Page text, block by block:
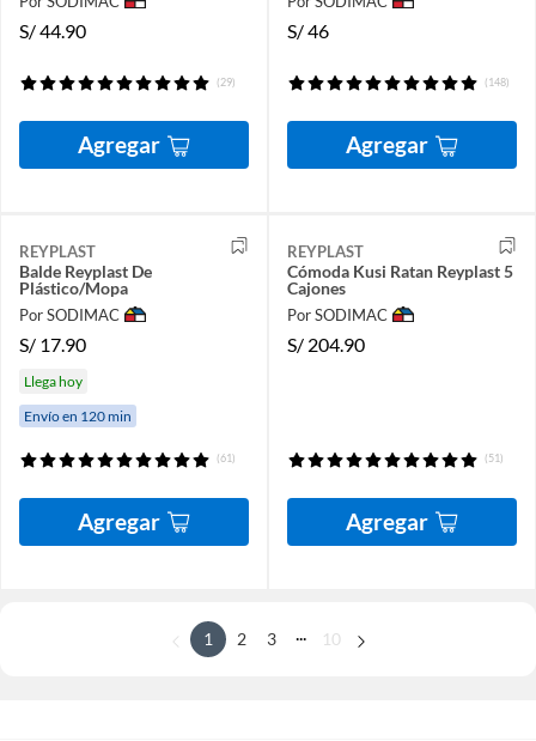
S/44.90
(29)
Agregar
S/46
(148)
Agregar
REYPLAST
Balde Reyplast De
Plástico/Mopa
Por SODIMAC
S/ 17.90
Llega hoy
Envío en 120 min
(61)
Agregar
REYPLAST
Cómoda Kusi Ratan Reyplast 5
Cajones
Por SODIMAC
S/ 204.90
(51)
Agregar
1 2 3 ... 10